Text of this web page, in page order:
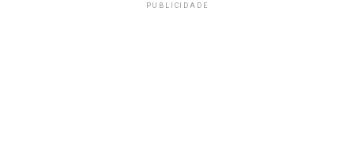
PUBLICIDADE